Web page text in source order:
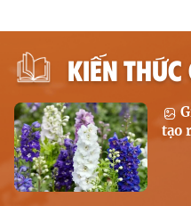
KIẾN
tạo